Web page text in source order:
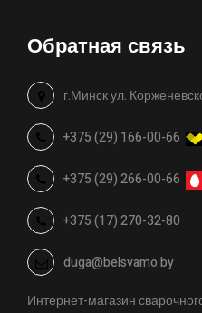
Обратная связь
г.Минск ул.
+375 (29) 166-00-66
+375 (29) 266-00-66
+375 (17) 270-32-80
duga@belsvamo.by
Интернет-магазин